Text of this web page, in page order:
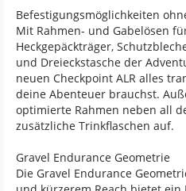
Befestigungsmöglichkeiten
Mit Rahmen- und Gabelösen
Heckgepäckträger,
und Dreieckstasche der
neuen Checkpoint ALR alles
deine Abenteuer brauchst.
optimierte Rahmen neben all
zusätzliche Trinkflaschen auf.
Gravel Endurance Geometrie
Die Gravel Endurance